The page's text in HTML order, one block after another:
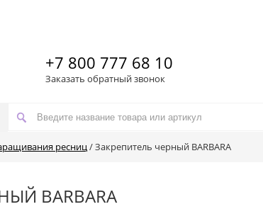
+7 800 777 68 10
Заказать обратный звонок
ресниц/Закрепитель черный BARBARA
BARBARA